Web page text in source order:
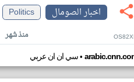
اخبار الصومال
Politics
منذ شهر
سي ان ان عربي•